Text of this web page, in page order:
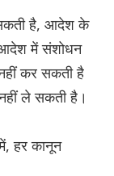
सकती है, आदेश के
में संशोधन
कर सकती है
ले सकती है।
हर कानून